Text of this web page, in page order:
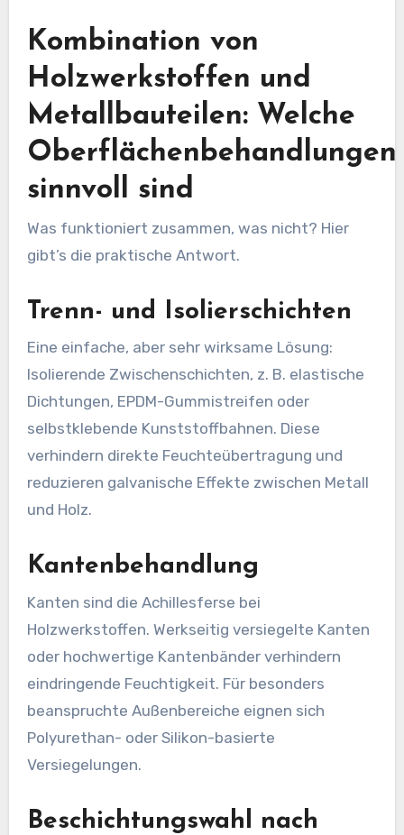
Kombination von
Holzwerkstoffen und
Metallbauteilen: Welche
Oberflächenbehandlungen
sinnvoll sind
Was funktioniert zusammen, was nicht? Hier
gibt’s die praktische Antwort.
Trenn- und Isolierschichten
Eine einfache, aber sehr wirksame Lösung:
Isolierende Zwischenschichten, z. B. elastische
Dichtungen, EPDM-Gummistreifen oder
selbstklebende Kunststoffbahnen. Diese
verhindern direkte Feuchteübertragung und
reduzieren galvanische Effekte zwischen Metall
und Holz.
Kantenbehandlung
Kanten sind die Achillesferse bei
Holzwerkstoffen. Werkseitig versiegelte Kanten
oder hochwertige Kantenbänder verhindern
eindringende Feuchtigkeit. Für besonders
beanspruchte Außenbereiche eignen sich
Polyurethan- oder Silikon-basierte
Versiegelungen.
Beschichtungswahl nach